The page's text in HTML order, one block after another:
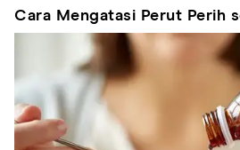
Cara Mengatasi Perut Perih